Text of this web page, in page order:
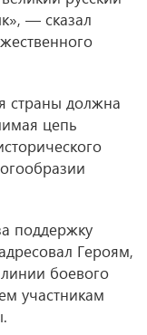
— сказал
страны должна
цепь
поддержку
Героям,
боевого
участникам